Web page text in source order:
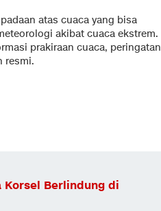
atas cuaca yang bisa
akibat cuaca ekstrem.
prakiraan cuaca, peringatan
resmi.
Korsel Berlindung di